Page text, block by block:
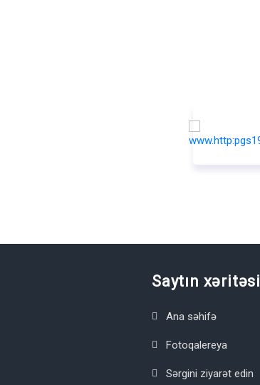
Saytın xəritəsi
Ana səhifə
Fotoqalereya
Sərgini ziyarət edin